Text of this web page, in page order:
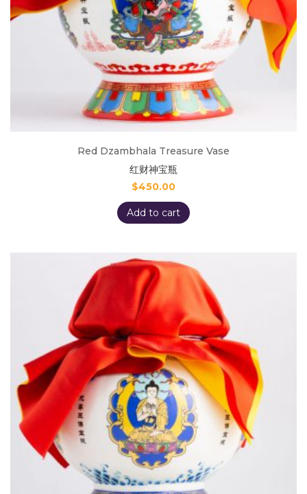
Red Dzambhala Treasure Vase
红财神宝瓶
$450.00
Add to cart